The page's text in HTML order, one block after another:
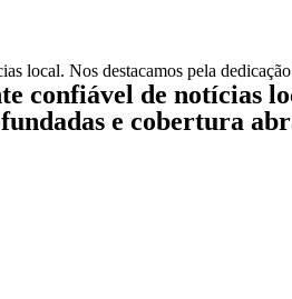
local. Nos destacamos pela
confiável de notícias
e cobertura